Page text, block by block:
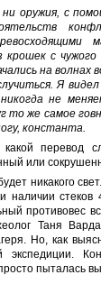
оружия, с
крошек с
на волнах
Я
не
то же самое
константа.
перевод
или
никакого
наличии
противовес
Таня
Но, как
экспедиции.
пыталась